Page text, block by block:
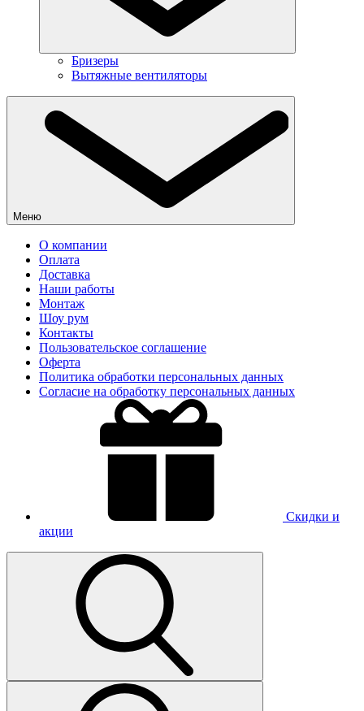
Бризеры
Вытяжные вентиляторы
Меню
О компании
Оплата
Доставка
Наши работы
Монтаж
Шоу рум
Контакты
Пользовательское соглашение
Оферта
Политика обработки персональных данных
Согласие на обработку персональных данных
Скидки и
акции